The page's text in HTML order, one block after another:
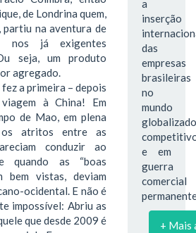
de Londrina quem,
partiu na aventura de
nos já exigentes
seja, um produto
agregado.
a primeira – depois
à China! Em
de Mao, em plena
atritos entre as
conduzir ao
quando as “boas
bem vistas, deviam
ocidental. E não é
impossível: Abriu as
que desde 2009 é
a
inserção
das
empresas
brasileiras
no
mundo
e em
guerra
comercial
+ Mais